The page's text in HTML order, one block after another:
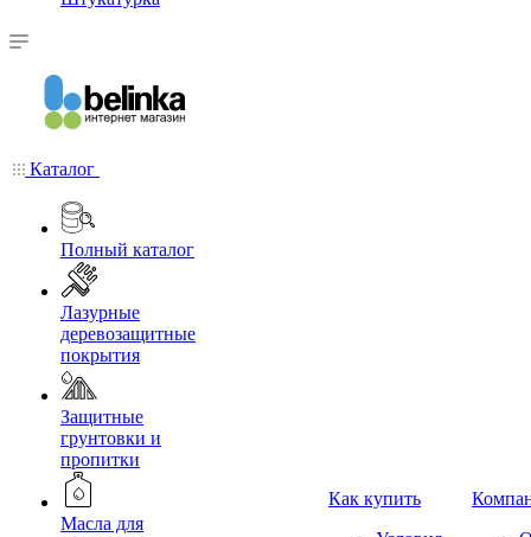
Каталог
Полный каталог
Лазурные
деревозащитные
покрытия
Защитные
грунтовки и
пропитки
Масла для
Как купить